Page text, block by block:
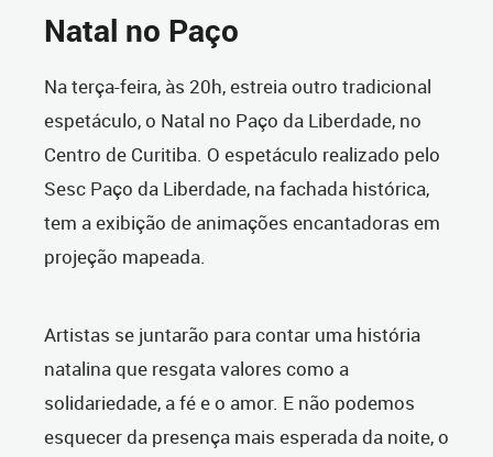
Natal no Paço
Na terça-feira, às 20h, estreia outro tradicional
espetáculo, o Natal no Paço da Liberdade, no
Centro de Curitiba. O espetáculo realizado pelo
Sesc Paço da Liberdade, na fachada histórica,
tem a exibição de animações encantadoras em
projeção mapeada.
Artistas se juntarão para contar uma história
natalina que resgata valores como a
solidariedade, a fé e o amor. E não podemos
esquecer da presença mais esperada da noite, o